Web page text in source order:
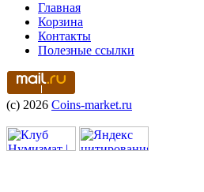
Главная
Корзина
Контакты
Полезные ссылки
(c) 2026 Coins-market.ru